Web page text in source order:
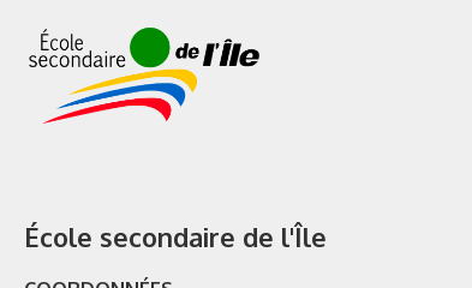
École secondaire de l'Île